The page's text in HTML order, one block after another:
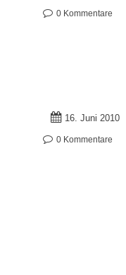
0 Kommentare
16. Juni 2010
0 Kommentare